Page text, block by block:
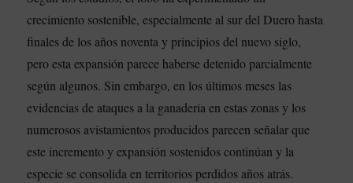
crecimiento sostenible, especialmente al sur del Duero hasta
finales de los años noventa y principios del nuevo siglo,
pero esta expansión parece haberse detenido parcialmente
según algunos. Sin embargo, en los últimos meses las
evidencias de ataques a la ganadería en estas zonas y los
numerosos avistamientos producidos parecen señalar que
este incremento y expansión sostenidos continúan y la
especie se consolida en territorios perdidos años atrás.